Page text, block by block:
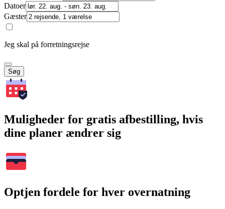
Datoer
Gæster
Jeg skal på forretningsrejse
Søg
Muligheder for gratis afbestilling, hvis
dine planer ændrer sig
Optjen fordele for hver overnatning